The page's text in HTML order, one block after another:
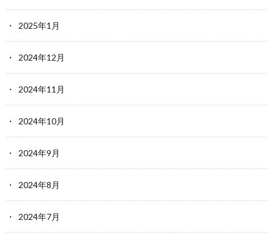
2025年1月
2024年12月
2024年11月
2024年10月
2024年9月
2024年8月
2024年7月